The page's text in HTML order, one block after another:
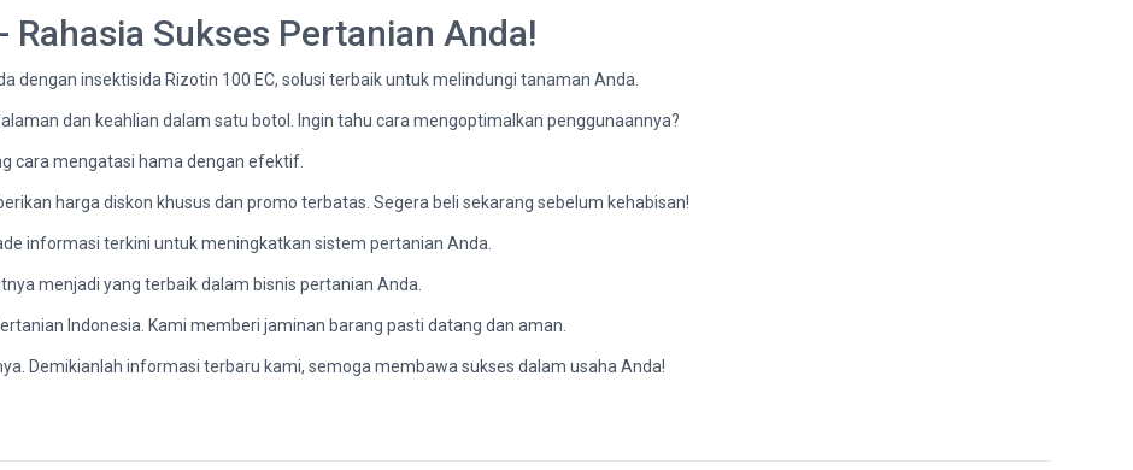
Rahasia Sukses Pertanian Anda!
dengan insektisida Rizotin 100 EC, solusi terbaik untuk melindungi tanaman Anda.
dan keahlian dalam satu botol. Ingin tahu cara mengoptimalkan penggunaannya?
cara mengatasi hama dengan efektif.
harga diskon khusus dan promo terbatas. Segera beli sekarang sebelum kehabisan!
informasi terkini untuk meningkatkan sistem pertanian Anda.
menjadi yang terbaik dalam bisnis pertanian Anda.
Indonesia. Kami memberi jaminan barang pasti datang dan aman.
Demikianlah informasi terbaru kami, semoga membawa sukses dalam usaha Anda!